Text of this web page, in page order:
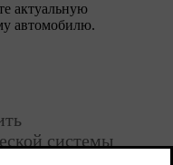
актуальную
автомобилю.
системы